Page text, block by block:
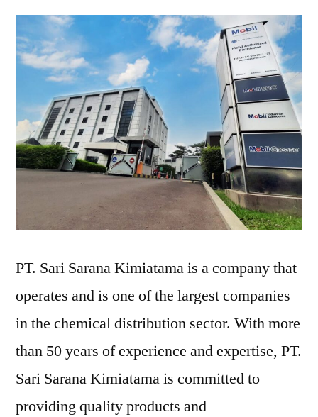
PT. Sari Sarana Kimiatama is a company that
operates and is one of the largest companies
in the chemical distribution sector. With more
than 50 years of experience and expertise, PT.
Sari Sarana Kimiatama is committed to
providing quality products and